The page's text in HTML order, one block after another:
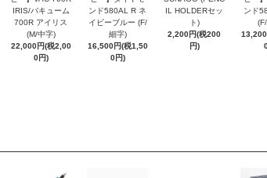
IRIS/バキューム
700R アイリス
(M/中字)
22,000円(税2,00
0円)
ンド580AL R ネ
イビーブルー (F/
細字)
16,500円(税1,50
0円)
IL HOLDERセッ
ト)
2,200円(税200
円)
ンド